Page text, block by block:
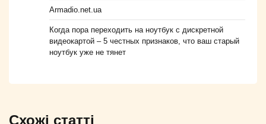
Armadio.net.ua
Когда пора переходить на ноутбук с дискретной
видеокартой – 5 честных признаков, что ваш старый
ноутбук уже не тянет
Схожі статті